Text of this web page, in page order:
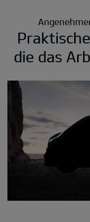
die das